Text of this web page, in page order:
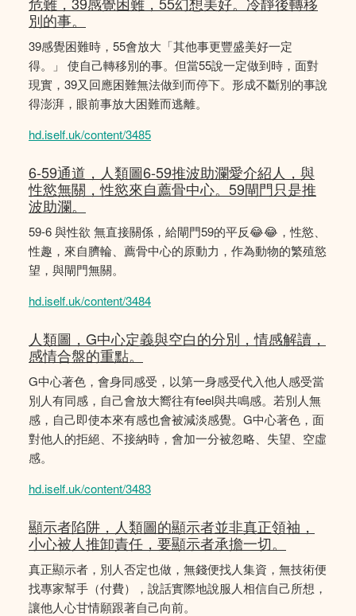
別的事。
39感覺困難時，55會放大「其他事更豐盛美好一定
得。」 使自己轉移別的事。但當55說一定做到時，面對
現實，39又回應困難無法做到而停下。形成不斷別的事說
得澎湃，眼前事放大困難而逃離。
hd.iself.uk/content/3485
6-59通道，人類圖6-59推波助瀾愛介紹人，與
性慾無關，性慾來自薦骨中心。59閘門只是推
波助瀾。
59-6 與性欲 無直接關係，給閘門59的平反😂😂，性慾、
性趣，來自臍輪、薦骨中心的原動力，作為動物的繁殖慾
望，與閘門無關。
hd.iself.uk/content/3484
人類圖，G中心定義與空白的分別，情感解讀，
感情合盤的重點。
G中心著色，會身同感受，以第一身感受代入他人感受當
別人有同感，自己會放大嚮往有feel與共鳴感。若別人無
感，自己即使本來有感也會被減淡感覺。G中心著色，面
對他人的拒絕、不接納時，會加一分被忽略、失望、空虛
感。
hd.iself.uk/content/3483
顯示者陷阱，人類圖的顯示者並非真正領袖，
小心被人推卸責任，要顯示者承擔一切。
真正顯示者，別人否定也做，無錢便找人集資，無技術便
找專家幫手（付費），說話實際地說服人相信自己所想，
讓他人心甘情願跟著自己向前。